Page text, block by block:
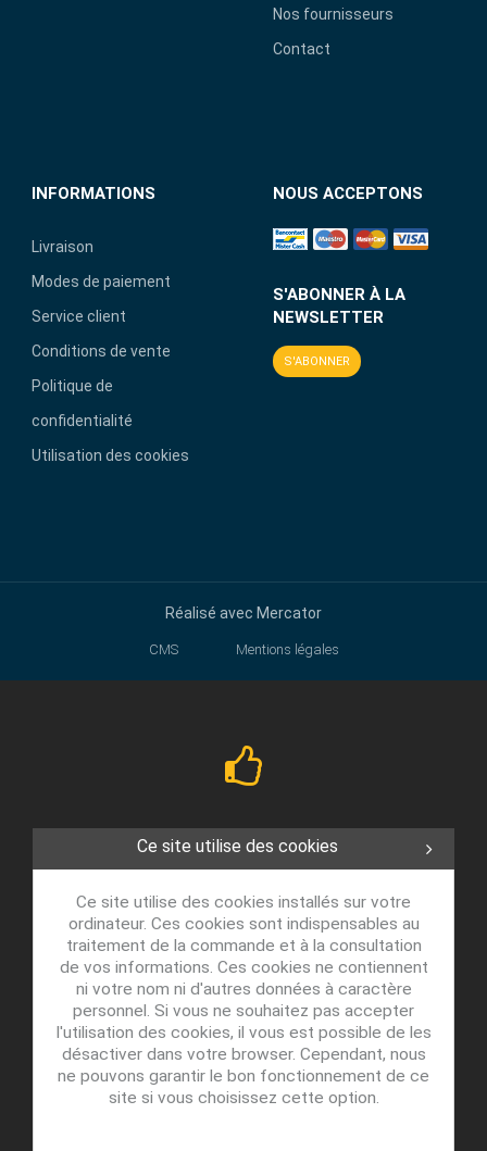
Nos fournisseurs
Contact
INFORMATIONS
Livraison
Modes de paiement
Service client
Conditions de vente
Politique de
confidentialité
Utilisation des cookies
NOUS ACCEPTONS
S'ABONNER À LA
NEWSLETTER
S'ABONNER
Réalisé avec Mercator
CMS Mentions légales
Ce site utilise des cookies
Ce site utilise des cookies installés sur votre
ordinateur. Ces cookies sont indispensables au
traitement de la commande et à la consultation
de vos informations. Ces cookies ne contiennent
ni votre nom ni d'autres données à caractère
personnel. Si vous ne souhaitez pas accepter
l'utilisation des cookies, il vous est possible de les
désactiver dans votre browser. Cependant, nous
ne pouvons garantir le bon fonctionnement de ce
site si vous choisissez cette option.